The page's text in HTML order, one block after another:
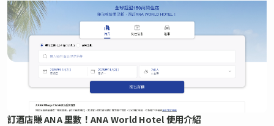
訂酒店賺 ANA 里數！ANA World Hotel 使用介紹